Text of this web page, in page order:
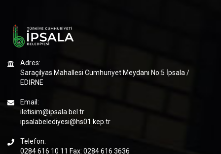
Adres:
Saraçilyas Mahallesi Cumhuriyet Meydanı No:5 İpsala /
EDİRNE
Email:
iletisim@ipsala.bel.tr
ipsalabelediyesi@hs01.kep.tr
Telefon:
0284 616 10 11 Fax: 0284 616 3636